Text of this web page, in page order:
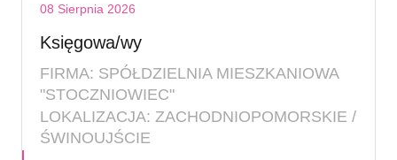
08 Sierpnia 2026
Księgowa/wy
FIRMA: SPÓŁDZIELNIA MIESZKANIOWA
"STOCZNIOWIEC"
LOKALIZACJA: ZACHODNIOPOMORSKIE /
ŚWINOUJŚCIE